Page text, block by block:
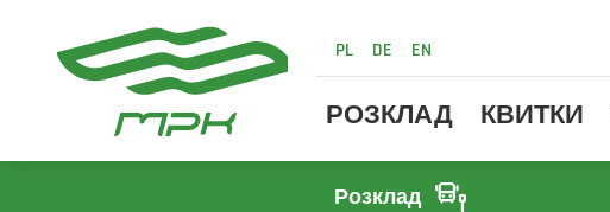
PL DE EN
РОЗКЛАД КВИТКИ
Розклад